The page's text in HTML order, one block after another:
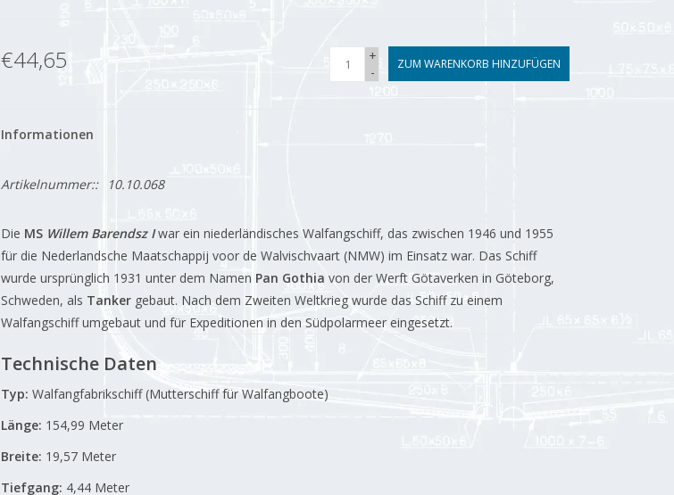
€44,65
+
-
ZUM WARENKORB HINZUFÜGEN
Informationen
Artikelnummer:: 10.10.068
Die MS Willem Barendsz Iwar ein niederländisches Walfangschiff, das zwischen 1946 und 1955
für die Nederlandsche Maatschappij voor de Walvischvaart (NMW) im Einsatz war. Das Schiff
wurde ursprünglich 1931 unter dem Namen Pan Gothia von der Werft Götaverken in Göteborg,
Schweden, als Tankergebaut. Nach dem Zweiten Weltkrieg wurde das Schiff zu einem
Walfangschiff umgebaut und für Expeditionen in den Südpolarmeer eingesetzt.
Technische Daten
Typ: Walfangfabrikschiff (Mutterschiff für Walfangboote)
Länge: 154,99 Meter
Breite: 19,57 Meter
Tiefgang: 4,44 Meter